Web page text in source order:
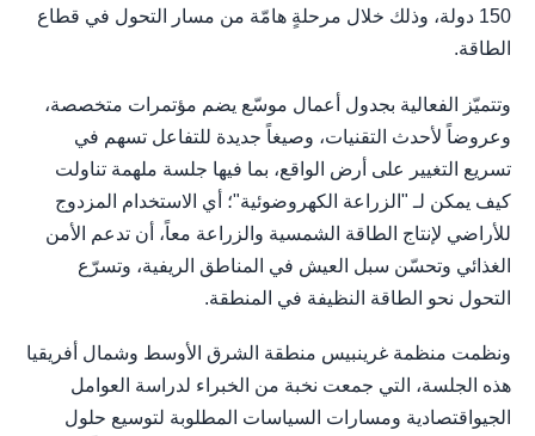
150 دولة، وذلك خلال مرحلةٍ هامّة من مسار التحول في قطاع
الطاقة.
وتتميّز الفعالية بجدول أعمال موسّع يضم مؤتمرات متخصصة،
وعروضاً لأحدث التقنيات، وصيغاً جديدة للتفاعل تسهم في
تسريع التغيير على أرض الواقع، بما فيها جلسة ملهمة تناولت
كيف يمكن لـ "الزراعة الكهروضوئية"؛ أي الاستخدام المزدوج
للأراضي لإنتاج الطاقة الشمسية والزراعة معاً، أن تدعم الأمن
الغذائي وتحسّن سبل العيش في المناطق الريفية، وتسرّع
التحول نحو الطاقة النظيفة في المنطقة.
ونظمت منظمة غرينبيس منطقة الشرق الأوسط وشمال أفريقيا
هذه الجلسة، التي جمعت نخبة من الخبراء لدراسة العوامل
الجيواقتصادية ومسارات السياسات المطلوبة لتوسيع حلول